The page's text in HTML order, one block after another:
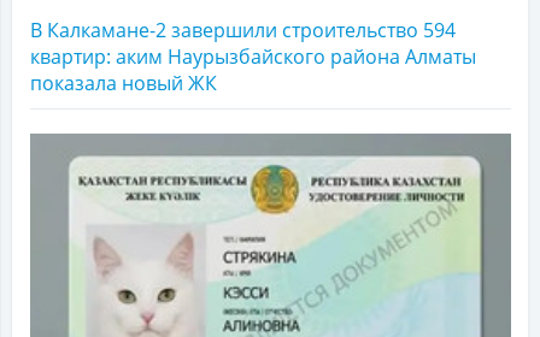
В Калкамане-2 завершили строительство 594
квартир: аким Наурызбайского района Алматы
показала новый ЖК